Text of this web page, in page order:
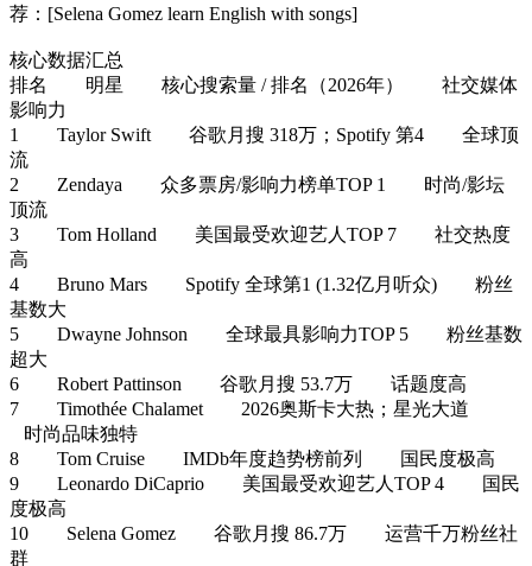
荐：[Selena Gomez learn English with songs]
核心数据汇总
排名 明星 核心搜索量 / 排名（2026年） 社交媒体
影响力
1 Taylor Swift 谷歌月搜 318万；Spotify 第4 全球顶
流
2 Zendaya 众多票房/影响力榜单TOP 1 时尚/影坛
顶流
3 Tom Holland 美国最受欢迎艺人TOP 7 社交热度
高
4 Bruno Mars Spotify 全球第1 (1.32亿月听众) 粉丝
基数大
5 Dwayne Johnson 全球最具影响力TOP 5 粉丝基数
超大
6 Robert Pattinson 谷歌月搜 53.7万 话题度高
7 Timothée Chalamet 2026奥斯卡大热；星光大道
时尚品味独特
8 Tom Cruise IMDb年度趋势榜前列 国民度极高
9 Leonardo DiCaprio 美国最受欢迎艺人TOP 4 国民
度极高
10 Selena Gomez 谷歌月搜 86.7万 运营千万粉丝社
群